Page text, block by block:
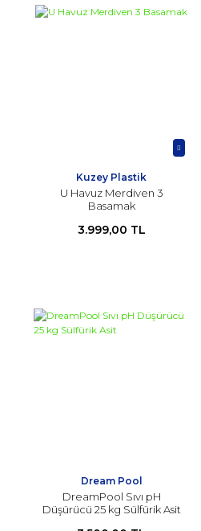
Kuzey Plastik
U Havuz Merdiven 3
Basamak
3.999,00 TL
Dream Pool
DreamPool Sıvı pH
Düşürücü 25 kg Sülfürik Asit